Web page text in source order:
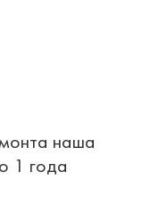
наша
1 года